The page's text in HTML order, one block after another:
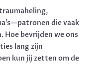
die vaak
Hoe bevrijden we ons
lang zijn
kun jij zetten om de